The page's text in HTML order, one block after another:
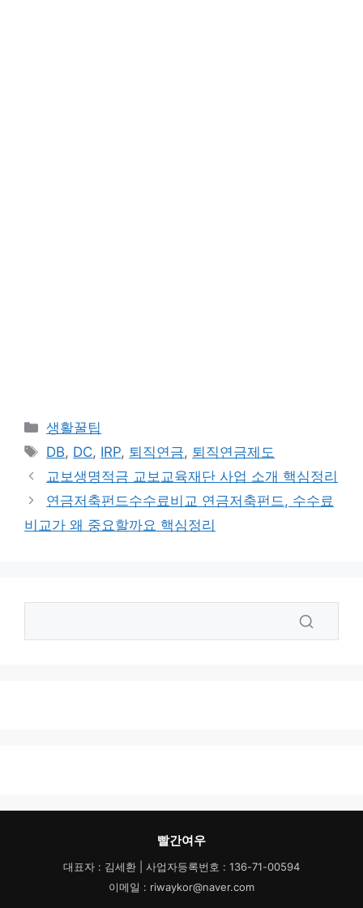
카
테
리
생활꿀팁
태
그
DB, DC, IRP, 퇴직연금, 퇴직연금제도
교보생명적금 교보교육재단 사업 소개 핵심정리
연금저축펀드수수료비교 연금저축펀드, 수수료
비교가 왜 중요할까요 핵심정리
빨간여우
대표자 : 김세환 | 사업자등록번호 : 136-71-00594
이메일 : riwaykor@naver.com